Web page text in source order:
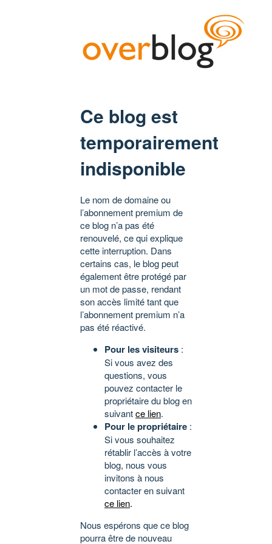
Ce blog est
temporairement
indisponible
Le nom de domaine ou
l’abonnement premium de
ce blog n’a pas été
renouvelé, ce qui explique
cette interruption. Dans
certains cas, le blog peut
également être protégé par
un mot de passe, rendant
son accès limité tant que
l’abonnement premium n’a
pas été réactivé.
Pour les visiteurs :
Si vous avez des
questions, vous
pouvez contacter le
propriétaire du blog en
suivantce lien.
Pour le propriétaire :
Si vous souhaitez
rétablir l’accès à votre
blog, nous vous
invitons à nous
contacter en suivant
ce lien.
Nous espérons que ce blog
pourra être de nouveau